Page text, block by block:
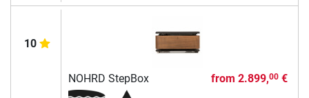
10
NOHRD StepBox from 2.899,00€